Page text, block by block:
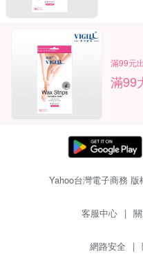
滿99元
滿99
Yahoo台灣電子商務
客服中心 |
網路安全 |